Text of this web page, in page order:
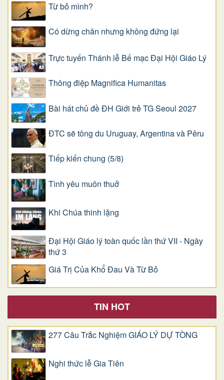
Từ bỏ mình?
Có dừng chân nhưng không đứng lại
Trực tuyến Thánh lễ Bế mạc Đại Hội Giáo Lý
Thông điệp Magnifica Humanitas
Bài hát chủ đề ĐH Giới trẻ TG Seoul 2027
ĐTC sẽ tông du Uruguay, Argentina và Pêru
Tiếp kiến chung (5/8)
Tình yêu muôn thuở
Khi Chúa thinh lặng
Đại Hội Giáo lý toàn quốc lần thứ VII - Ngày
thứ 3
Giá Trị Của Khổ Ðau Và Từ Bỏ
TIN HOT
277 Câu Trắc Nghiệm GIÁO LÝ DỰ TÒNG
Nghi thức lễ Gia Tiên